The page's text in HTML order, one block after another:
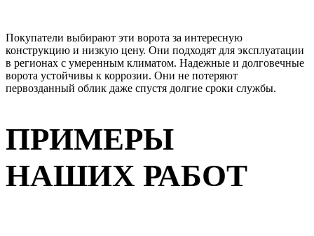
Покупатели выбирают эти ворота за интересную
конструкцию и низкую цену. Они подходят для эксплуатации
в регионах с умеренным климатом. Надежные и долговечные
ворота устойчивы к коррозии. Они не потеряют
первозданный облик даже спустя долгие сроки службы.
ПРИМЕРЫ
НАШИХ РАБОТ